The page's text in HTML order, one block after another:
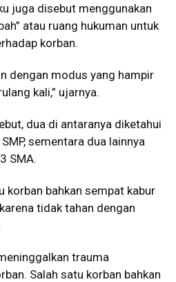
juga disebut menggunakan
atau ruang hukuman untuk
korban.
dengan modus yang hampir
kali,” ujarnya.
dua di antaranya diketahui
sementara dua lainnya
SMA.
korban bahkan sempat kabur
tidak tahan dengan
trauma
Salah satu korban bahkan